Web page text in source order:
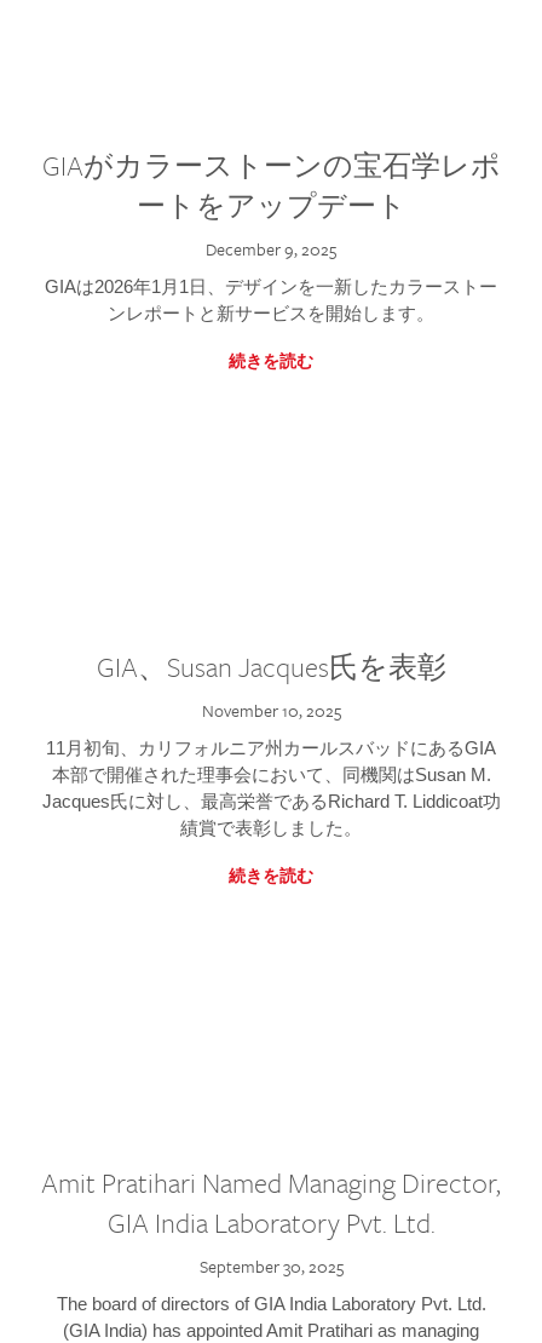
GIAがカラーストーンの宝石学レポ
ートをアップデート
December 9, 2025
GIAは2026年1月1日、デザインを一新したカラーストー
ンレポートと新サービスを開始します。
続きを読む
GIA、Susan Jacques氏を表彰
November 10, 2025
11月初旬、カリフォルニア州カールスバッドにあるGIA
本部で開催された理事会において、同機関はSusan M.
Jacques氏に対し、最高栄誉であるRichard T. Liddicoat功
績賞で表彰しました。
続きを読む
Amit Pratihari Named Managing Director,
GIA India Laboratory Pvt. Ltd.
September 30, 2025
The board of directors of GIA India Laboratory Pvt. Ltd.
(GIA India) has appointed Amit Pratihari as managing